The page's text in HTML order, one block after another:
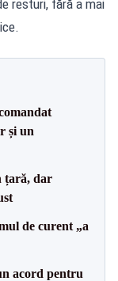
resturi, fără a mai
și un
țară, dar
de curent „a
acord pentru